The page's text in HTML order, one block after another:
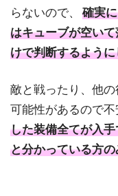
らないので、
確実
はキューブが空い
けで判断するよう
敵と戦ったり、他
可能性があるので不
した装備全てが入
と分かっている方